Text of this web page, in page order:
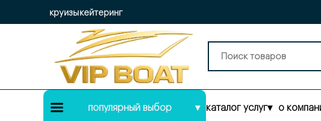
круизыкейтеринг
популярный выбор ▾ каталог услуг▾ о